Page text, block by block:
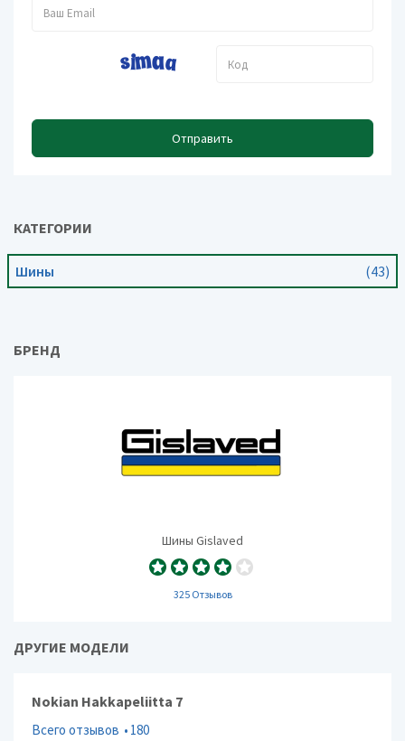
Отправить
КАТЕГОРИИ
Шины (43)
БРЕНД
Шины Gislaved
325 Отзывов
ДРУГИЕ МОДЕЛИ
Nokian Hakkapeliitta 7
Всего отзывов 180